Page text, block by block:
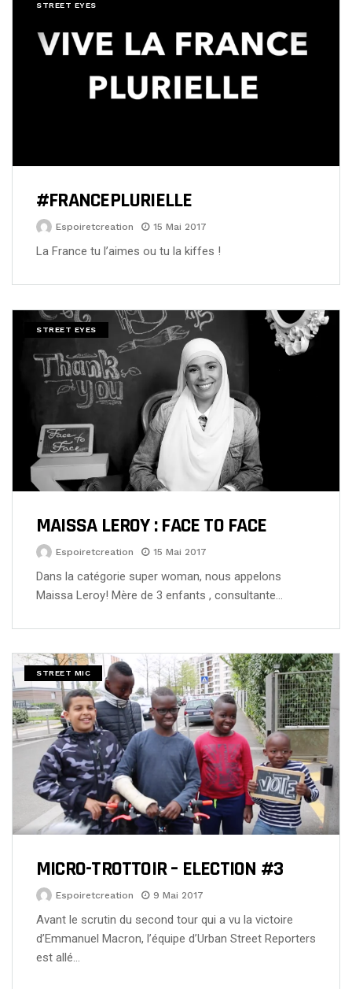
STREET EYES
#FRANCEPLURIELLE
Espoiretcreation 15 Mai 2017
La France tu l’aimes ou tu la kiffes !
STREET EYES
MAISSA LEROY : FACE TO FACE
Espoiretcreation 15 Mai 2017
Dans la catégorie super woman, nous appelons
Maissa Leroy! Mère de 3 enfants , consultante…
STREET MIC
MICRO-TROTTOIR – ELECTION #3
Espoiretcreation 9 Mai 2017
Avant le scrutin du second tour qui a vu la victoire
d’Emmanuel Macron, l’équipe d’Urban Street Reporters
est allé…